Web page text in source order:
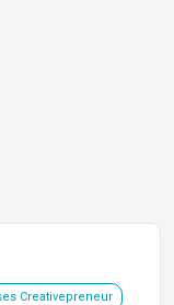
Creativepreneur